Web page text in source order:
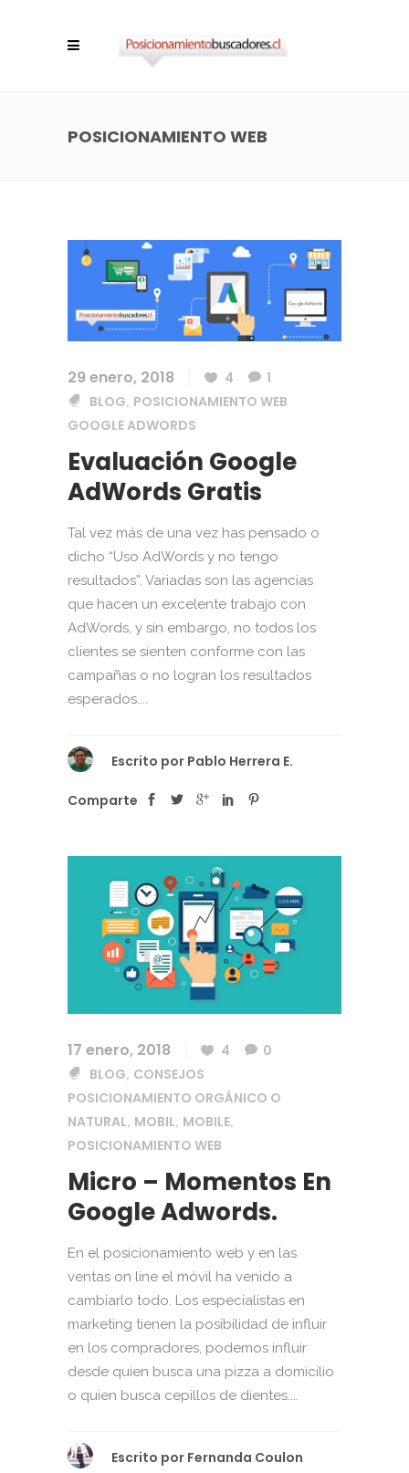
POSICIONAMIENTO WEB
29 enero, 2018 4
1
BLOG, POSICIONAMIENTO WEB
GOOGLE ADWORDS
Evaluación Google
AdWords Gratis
Tal vez más de una vez has pensado o
dicho “Uso AdWords y no tengo
resultados”. Variadas son las agencias
que hacen un excelente trabajo con
AdWords, y sin embargo, no todos los
clientes se sienten conforme con las
campañas o no logran los resultados
esperados....
Escrito por Pablo Herrera E.
Comparte
17 enero, 2018 4
0
BLOG, CONSEJOS
POSICIONAMIENTO ORGÁNICO O
NATURAL, MOBIL, MOBILE,
POSICIONAMIENTO WEB
Micro – Momentos En
Google Adwords.
En el posicionamiento web y en las
ventas on line el móvil ha venido a
cambiarlo todo. Los especialistas en
marketing tienen la posibilidad de influir
en los compradores, podemos influir
desde quien busca una pizza a domicilio
o quien busca cepillos de dientes....
Escrito por Fernanda Coulon